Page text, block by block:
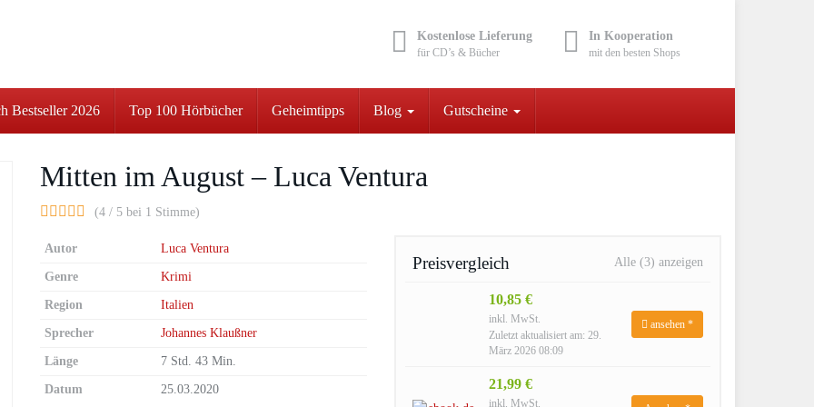
Kostenlose Lieferung
für CD’s & Bücher
In Kooperation
mit den besten Shops
Bestseller 2026 Top 100 Hörbücher Geheimtipps Blog Gutscheine
Mitten im August – Luca Ventura
(4 / 5 bei 1 Stimme)
Alle (3) anzeigen
Preisvergleich
10,85 €
inkl. MwSt.
Zuletzt aktualisiert am: 29.
März 2026 08:09
ansehen *
21,99 €
inkl. MwSt.
Autor Luca Ventura
Genre Krimi
Region Italien
Sprecher Johannes Klaußner
Länge 7 Std. 43 Min.
Datum 25.03.2020